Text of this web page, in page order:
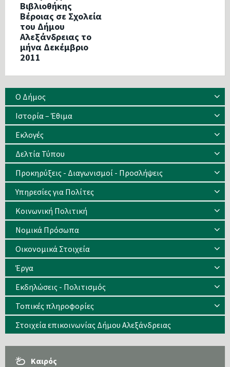
Βιβλιοθήκης
Βέροιας σε Σχολεία
του Δήμου
Αλεξάνδρειας το
μήνα Δεκέμβριο
2011
Ο Δήμος
Ιστορία – Έθιμα
Eκλογές
Δελτία Τύπου
Προκηρύξεις - Διαγωνισμοί - Προσλήψεις
Υπηρεσίες για Πολίτες
Κοινωνική Πολιτική
Νομικά Πρόσωπα
Οικονομικά Στοιχεία
Έργα
Εκδηλώσεις - Πολιτισμός
Τοπικές πληροφορίες
Στοιχεία επικοινωνίας Δήμου Αλεξάνδρειας
Καιρός